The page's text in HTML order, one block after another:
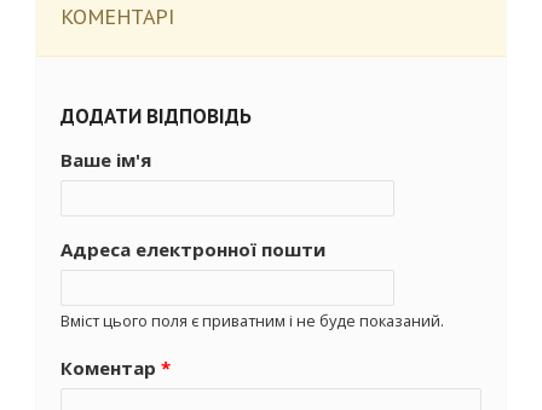
КОМЕНТАРІ
ДОДАТИ ВІДПОВІДЬ
Ваше ім'я
Адреса електронної пошти
Вміст цього поля є приватним і не буде показаний.
Коментар *